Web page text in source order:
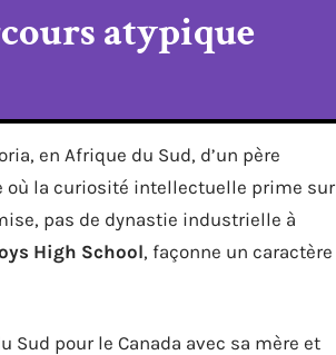
atypique
en Afrique du Sud, d’un père
où la curiosité intellectuelle prime sur
pas de dynastie industrielle à
High School, façonne un caractère
Sud pour le Canada avec sa mère et